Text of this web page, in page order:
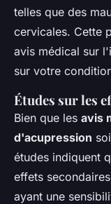
telles que des
cervicales. Cette
avis médical sur
sur votre
Études sur les
Bien que les avis
d'acupression
études indiquent
effets
ayant une